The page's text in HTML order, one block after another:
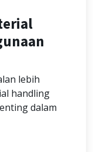
lebih
handling
dalam